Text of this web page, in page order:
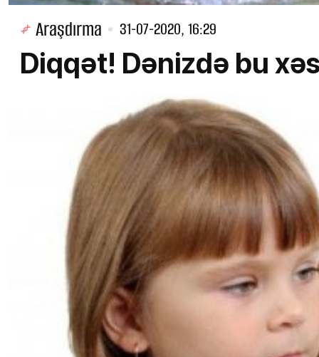
Araşdırma 31-07-2020, 16:29
Diqqət! Dənizdə bu